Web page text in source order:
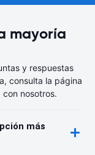
mayoría
y respuestas
consulta la página
nosotros.
más